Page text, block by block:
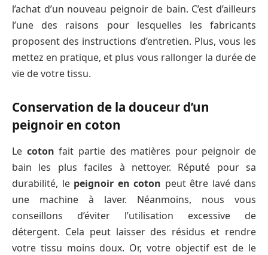
l’achat d’un nouveau peignoir de bain. C’est d’ailleurs
l’une des raisons pour lesquelles les fabricants
proposent des instructions d’entretien. Plus, vous les
mettez en pratique, et plus vous rallonger la durée de
vie de votre tissu.
Conservation de la douceur d’un
peignoir en coton
Le coton fait partie des matières pour peignoir de
bain les plus faciles à nettoyer. Réputé pour sa
durabilité, le peignoir en coton peut être lavé dans
une machine à laver. Néanmoins, nous vous
conseillons d’éviter l’utilisation excessive de
détergent. Cela peut laisser des résidus et rendre
votre tissu moins doux. Or, votre objectif est de le